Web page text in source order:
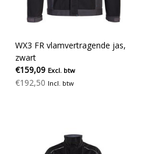
WX3 FR vlamvertragende jas,
zwart
€159,09 Excl. btw
€192,50 Incl. btw